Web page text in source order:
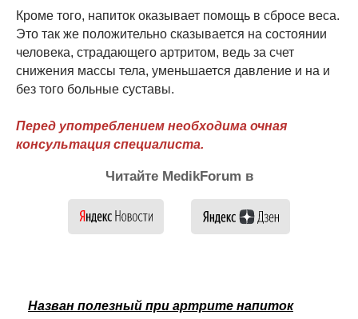
Кроме того, напиток оказывает помощь в сбросе веса.
Это так же положительно сказывается на состоянии
человека, страдающего артритом, ведь за счет
снижения массы тела, уменьшается давление и на и
без того больные суставы.
Перед употреблением необходима очная
консультация специалиста.
Читайте MedikForum в
Назван полезный при артрите напиток